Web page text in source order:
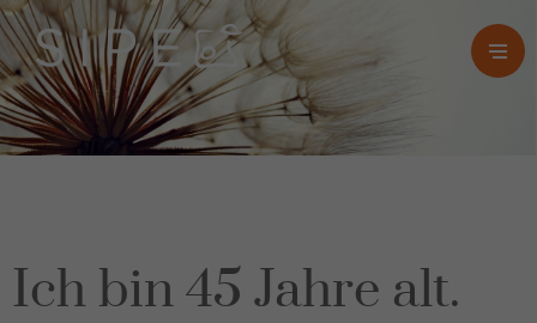
Ich bin 45 Jahre alt.